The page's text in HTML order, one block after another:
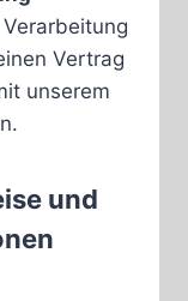
Vertrag
unserem
und